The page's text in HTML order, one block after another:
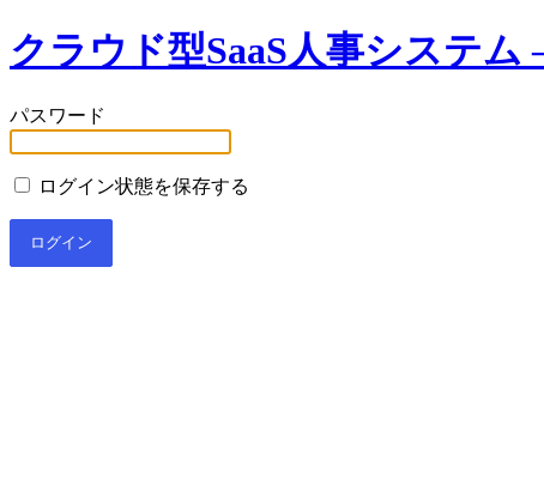
クラウド型SaaS人事システム
パスワード
ログイン状態を保存する